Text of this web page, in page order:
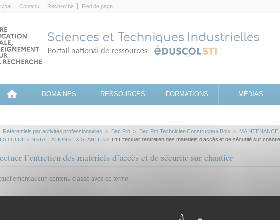
Contenu Recherche Pied de page
DOMAINES RESSOURCES FORMATIONS MÉDIAS
Référentiels par activités professionnelles > Bac Pro > Bac Pro Technicien Constructeur Bois > MAINTENANCE
OU DES INSTALLATIONS EXISTANTES > T4 Effectuer l’entretien des matériels d’accès et de sécurité sur
l’entretien des matériels d’accès et de sécurité sur chantier
aucun contenu classé avec ce terme.